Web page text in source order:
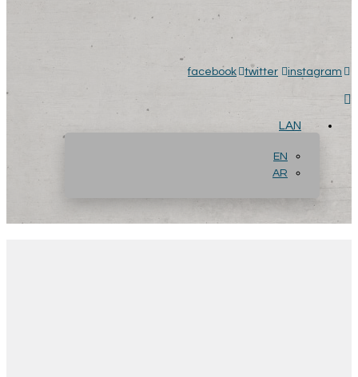
facebook twitter instagram
LAN
EN
AR